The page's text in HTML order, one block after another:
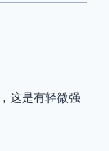
这是有轻微强